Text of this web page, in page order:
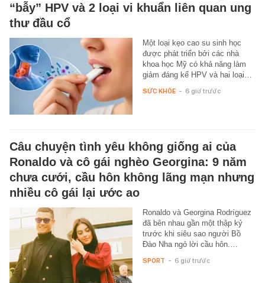
“bẫy” HPV và 2 loại vi khuẩn liên quan ung
thư đầu cổ
Một loại kẹo cao su sinh học
được phát triển bởi các nhà
khoa học Mỹ có khả năng làm
giảm đáng kể HPV và hai loại…
SỨC KHỎE - 6 giờ trước
Câu chuyện tình yêu không giống ai của
Ronaldo và cô gái nghèo Georgina: 9 năm
chưa cưới, cầu hôn không lãng mạn nhưng
nhiều cô gái lại ước ao
Ronaldo và Georgina Rodríguez
đã bên nhau gần một thập kỷ
trước khi siêu sao người Bồ
Đào Nha ngỏ lời cầu hôn.…
SPORT - 6 giờ trước